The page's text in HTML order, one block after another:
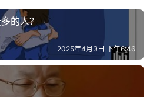
的人？
2025年4月3日 下午6:46